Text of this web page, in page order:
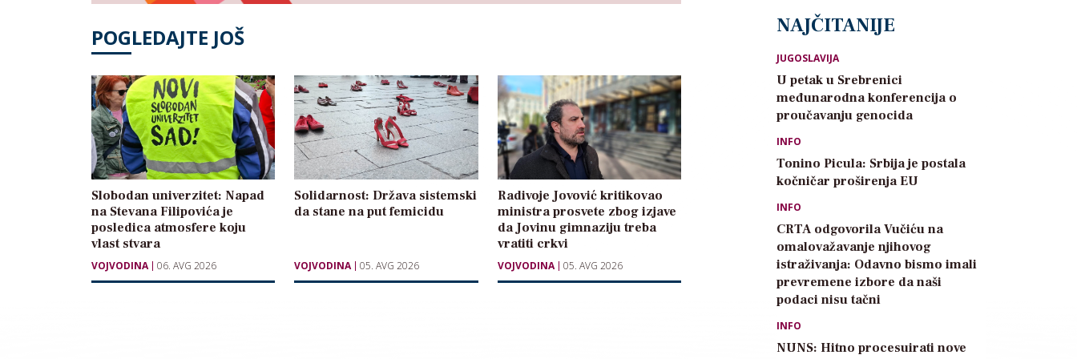
POGLEDAJTE JOŠ
Slobodan univerzitet: Napad
na Stevana Filipovića je
posledica atmosfere koju
vlast stvara
VOJVODINA 06. AVG 2026
Solidarnost: Država sistemski
da stane na put femicidu
VOJVODINA 05. AVG 2026
Radivoje Jovović kritikovao
ministra prosvete zbog izjave
da Jovinu gimnaziju treba
vratiti crkvi
VOJVODINA 05. AVG 2026
NAJČITANIJE
JUGOSLAVIJA
U petak u Srebrenici
međunarodna konferencija o
proučavanju genocida
INFO
Tonino Picula: Srbija je postala
kočničar proširenja EU
INFO
CRTA odgovorila Vučiću na
omalovažavanje njihovog
istraživanja: Odavno bismo imali
prevremene izbore da naši
podaci nisu tačni
INFO
NUNS: Hitno procesuirati nove